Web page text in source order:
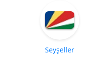
Seyşeller